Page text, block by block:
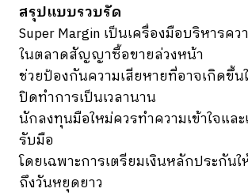
สรุปแบบรวบรัด
Super Margin เป็นเครื่องมือบริหารค
ในตลาดสัญญาซื้อขายล่วงหน้า
ช่วยป้องกันความเสียหายที่อาจเกิดขึ้น
ปิดทำการเป็นเวลานาน
นักลงทุนมือใหม่ควรทำความเข้าใจแล
รับมือ
โดยเฉพาะการเตรียมเงินหลักประกัน
ถึงวันหยุดยาว